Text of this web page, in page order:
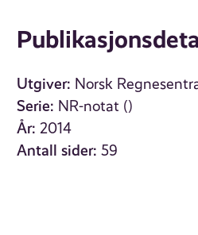
Utgiver: Norsk
Serie: NR-notat ()
År: 2014
Antall sider: 59